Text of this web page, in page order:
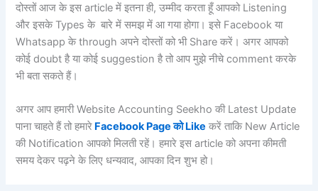
दोस्तों आज के इस article में इतना ही, उम्मीद करता हूँ आपको Listening
और इसके Types के बारे में समझ में आ गया होगा। इसे Facebook या
Whatsapp के through अपने दोस्तों को भी Share करें। अगर आपको
कोई doubt है या कोई suggestion है तो आप मुझे नीचे comment करके
भी बता सकते हैं।
अगर आप हमारी Website Accounting Seekho की Latest Update
पाना चाहते हैं तो हमारे Facebook Page को Like करें ताकि New Article
की Notification आपको मिलती रहें। हमारे इस article को अपना कीमती
समय देकर पढ़ने के लिए धन्यवाद, आपका दिन शुभ हो।